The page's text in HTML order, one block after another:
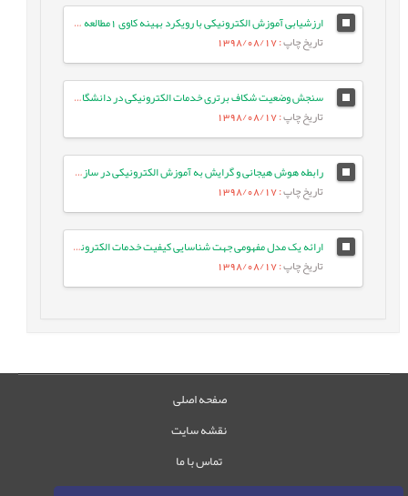
ارزشیابی آموزش الکترونیکی با رویکرد بهینه کاوی 1مطالعه موردی: آموزش عالی ایران
تاریخ چاپ: 1398/08/17
سنجش وضعیت شکاف برتری خدمات الکترونیکی در دانشگاه پیام‌نور
تاریخ چاپ: 1398/08/17
رابطه هوش هیجانی و گرایش به آموزش الکترونیکی در سازمان‌ها
تاریخ چاپ: 1398/08/17
ارائه یک مدل مفهومی جهت شناسایی کیفیت خدمات الکترونیکی در فروشگاه های اینترنتی کشور
تاریخ چاپ: 1398/08/17
صفحه اصلی
نقشه سایت
تماس با ما